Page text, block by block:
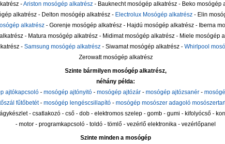
-Ariston mosógép alkatrész - Bauknecht mosógép alkatrész - Beko mosógép
alkatrész - Delton mosógép alkatrész - Electrolux Mosógép alkatrész- Elin
alkatrész- Gorenje mosógép alkatrész - Hajdú mosógép alkatrész - Iberna
- Matura mosógép alkatrész - Midimat mosógép alkatrész - Miele mosógép
- Samsung mosógép alkatrész - Siwamat mosógép alkatrész - Whirlpool
Zerowatt mosógép alkatrész
Szinte bármilyen mosógép alkatrész,
néhány példa:
ajtókapcsoló - mosógép ajtónyitó - mosógép ajtózár - mosógép ajtózsanér -
fűtőbetét- mosógép lengéscsillapító- mosógép mosószer adagoló
- csatlakozó - cső - dob - elektromos szelep - gomb - gumi - kifolyócső -
- motor - programkapcsoló - toldó - tömlő - vezérlő elektronika - vezérlőpanel
Szinte minden a mosógép